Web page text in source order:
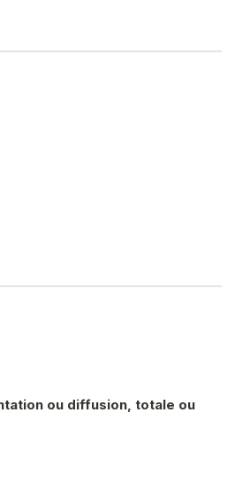
ou diffusion, totale ou